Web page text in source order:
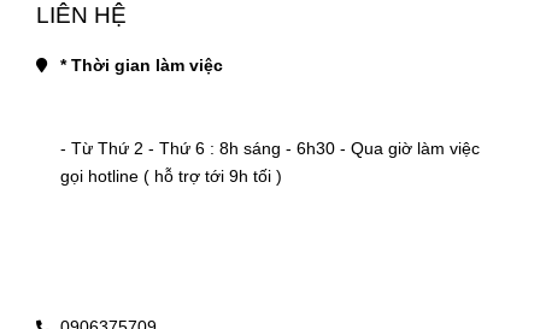
LIÊN HỆ
* Thời gian làm việc
- Từ Thứ 2 - Thứ 6 : 8h sáng - 6h30 - Qua giờ làm việc
gọi hotline ( hỗ trợ tới 9h tối )